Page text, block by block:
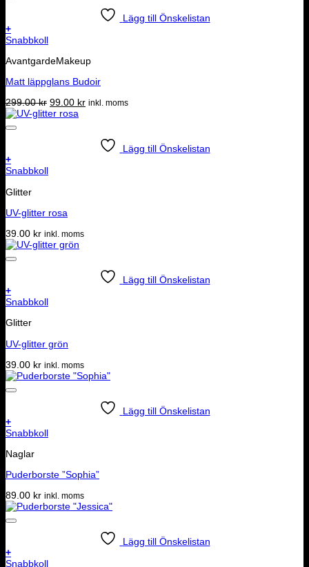
Lägg till Önskelistan
+
Snabbkoll
AvantgardeMakeup
Matt läppglans Budoir
299.00kr Det
ursprungliga
99.00 krDet
99.00 kr.
inkl. moms
Lägg till Önskelistan
+
Snabbkoll
Glitter
UV-glitter rosa
39.00 kr inkl. moms
Lägg till Önskelistan
+
Snabbkoll
Glitter
UV-glitter grön
39.00 kr inkl. moms
Lägg till Önskelistan
+
Snabbkoll
Naglar
Puderborste ”Sophia”
89.00 kr inkl. moms
Lägg till Önskelistan
+
Snabbkoll